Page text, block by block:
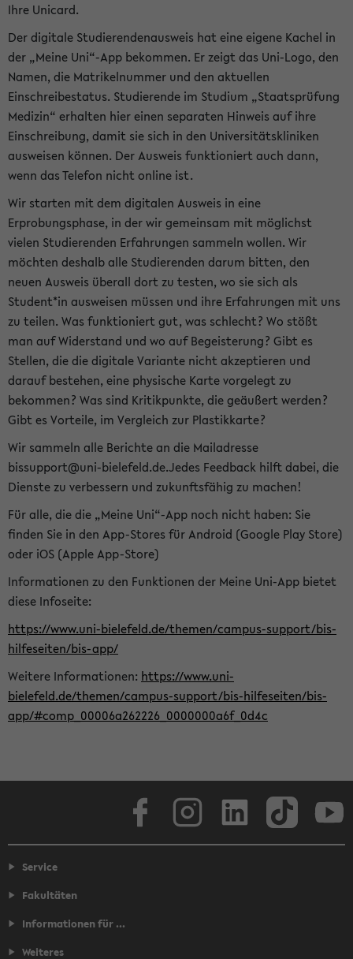
Ihre Unicard.
Der digitale Studierendenausweis hat eine eigene Kachel in
der „Meine Uni“-App bekommen. Er zeigt das Uni-Logo, den
Namen, die Matrikelnummer und den aktuellen
Einschreibestatus. Studierende im Studium „Staatsprüfung
Medizin“ erhalten hier einen separaten Hinweis auf ihre
Einschreibung, damit sie sich in den Universitätskliniken
ausweisen können. Der Ausweis funktioniert auch dann,
wenn das Telefon nicht online ist.
Wir starten mit dem digitalen Ausweis in eine
Erprobungsphase, in der wir gemeinsam mit möglichst
vielen Studierenden Erfahrungen sammeln wollen. Wir
möchten deshalb alle Studierenden darum bitten, den
neuen Ausweis überall dort zu testen, wo sie sich als
Student*in ausweisen müssen und ihre Erfahrungen mit uns
zu teilen. Was funktioniert gut, was schlecht? Wo stößt
man auf Widerstand und wo auf Begeisterung? Gibt es
Stellen, die die digitale Variante nicht akzeptieren und
darauf bestehen, eine physische Karte vorgelegt zu
bekommen? Was sind Kritikpunkte, die geäußert werden?
Gibt es Vorteile, im Vergleich zur Plastikkarte?
Wir sammeln alle Berichte an die Mailadresse
bissupport@uni-bielefeld.de.Jedes Feedback hilft dabei, die
Dienste zu verbessern und zukunftsfähig zu machen!
Für alle, die die „Meine Uni“-App noch nicht haben: Sie
finden Sie in den App-Stores für Android (Google Play Store)
oder iOS (Apple App-Store)
Informationen zu den Funktionen der Meine Uni-App bietet
diese Infoseite:
https://www.uni-bielefeld.de/themen/campus-support/bis-
hilfeseiten/bis-app/
Weitere Informationen: https://www.uni-
bielefeld.de/themen/campus-support/bis-hilfeseiten/bis-
app/#comp_00006a262226_0000000a6f_0d4c
Service
Fakultäten
Informationen für ...
Weiteres